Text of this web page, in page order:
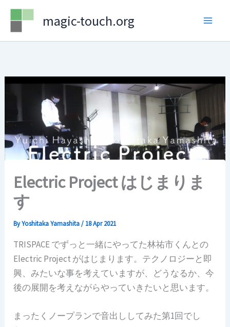
Skip
content
magic-touch.org
Electric Project はじまりま
す
ByYoshitaka Yamashita/ 18 Apr 2021
TRISPACE でずっと一緒にやってた林祐市くんとの
Electric Project がはじまります。テクノロジーと即
興、みたいな事を考えていますが、どうなるか、今
後の展開を考えながらやっていきたいと思います。
まったくノープランで音出ししてみた第1回でし